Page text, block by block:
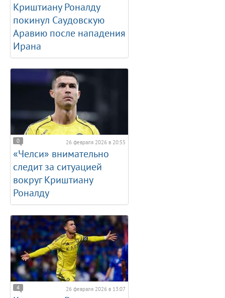
Криштиану Роналду
покинул Саудовскую
Аравию после нападения
Ирана
0 26 февраля 2026 в 20:55
«Челси» внимательно
следит за ситуацией
вокруг Криштиану
Роналду
4 26 февраля 2026 в 13:07